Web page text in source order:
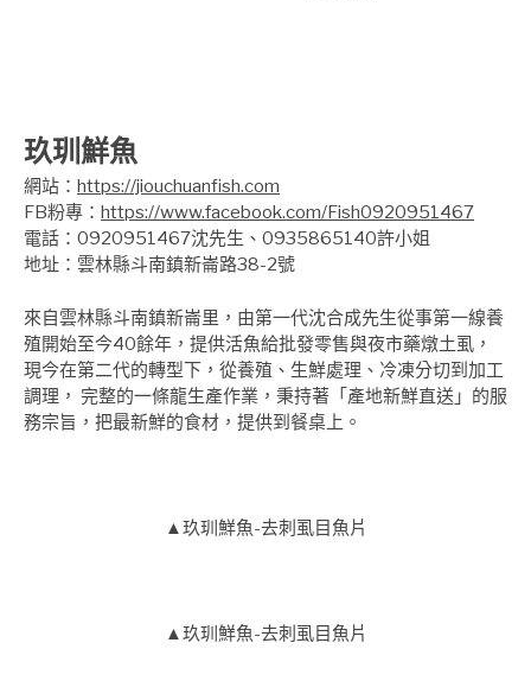
玖玔鮮魚
網站： https://jiouchuanfish.com
FB粉專： https://www.facebook.com/Fish0920951467
電話：0920951467沈先生、0935865140許小姐
地址：雲林縣斗南鎮新崙路38-2號
來自雲林縣斗南鎮新崙里，由第一代沈合成先生從事第一線養
殖開始至今40餘年，提供活魚給批發零售與夜市藥燉土虱，
現今在第二代的轉型下，從養殖、生鮮處理、冷凍分切到加工
調理， 完整的一條龍生產作業，秉持著「產地新鮮直送」的服
務宗旨，把最新鮮的食材，提供到餐桌上。
▲玖玔鮮魚-去刺虱目魚片
▲玖玔鮮魚-去刺虱目魚片